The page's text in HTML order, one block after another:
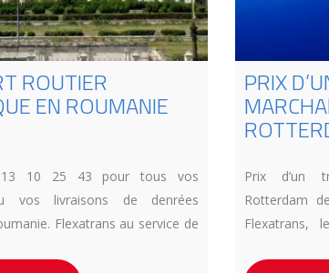
ROUTIER
EN ROUMANIE
10 25 43 pour tous vos
vos livraisons de denrées
Flexatrans au service de
PRIX
Prix d’un
Rotterdam
Flexatrans,